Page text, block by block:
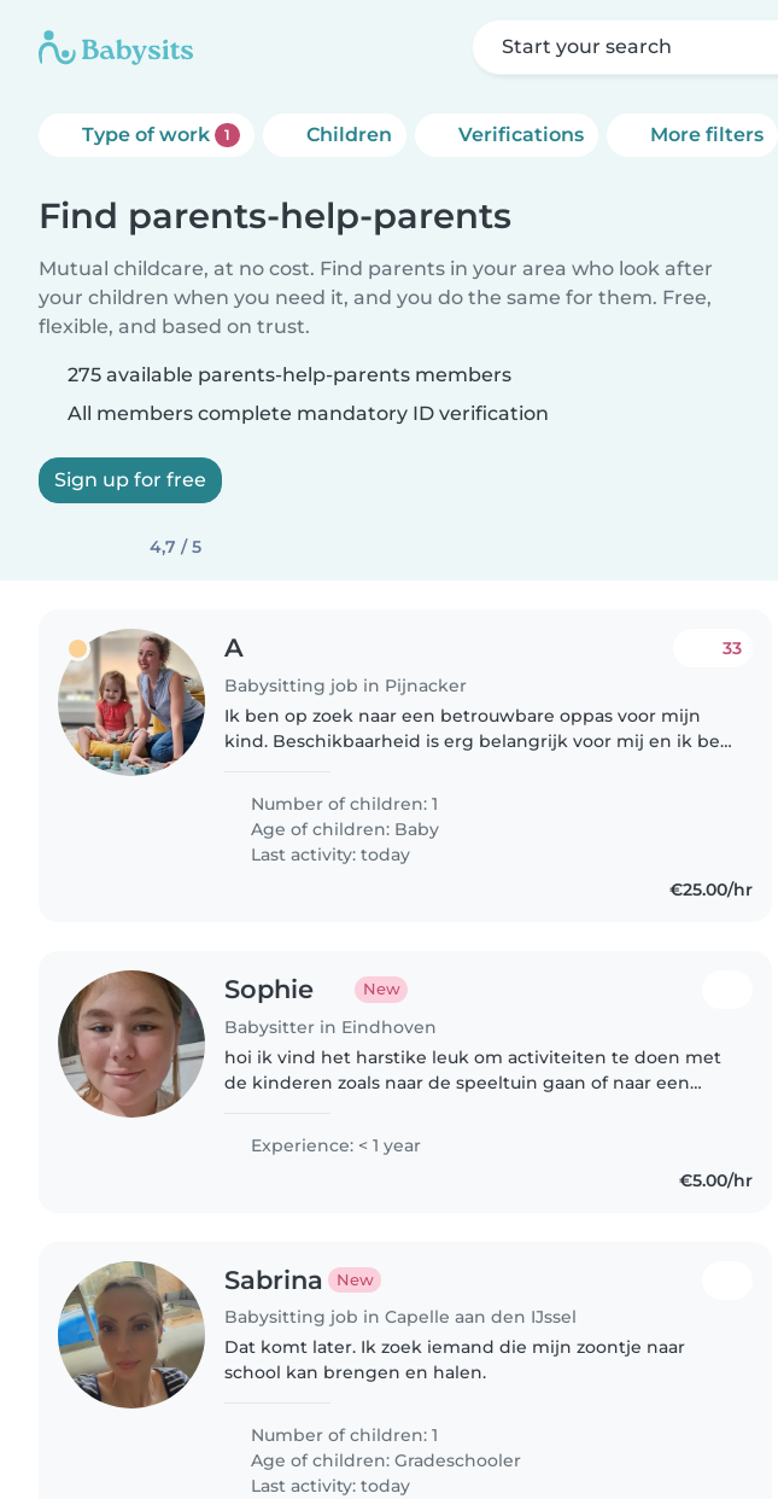
Start your search
Type of work 1 Children Verifications More filters
Find parents-help-parents
Mutual childcare, at no cost. Find parents in your area who look after
your children when you need it, and you do the same for them. Free,
flexible, and based on trust.
275 available parents-help-parents members
All members complete mandatory ID verification
Sign up for free
4,7 / 5
A
Babysitting job in Pijnacker
33
Ik ben op zoek naar een betrouwbare oppas voor mijn
kind. Beschikbaarheid is erg belangrijk voor mij en ik ben
juiste kandidaat...
Number of children: 1
Age of children: Baby
Last activity: today
€25.00/hr
Sophie New
Babysitter in Eindhoven
hoi ik vind het harstike leuk om activiteiten te doen met
de kinderen zoals naar de speeltuin gaan of naar een
Experience: < 1 year
€5.00/hr
Sabrina New
Babysitting job in Capelle aan den IJssel
Dat komt later. Ik zoek iemand die mijn zoontje naar
school kan brengen en halen.
Number of children: 1
Age of children:Gradeschooler
Last activity: today